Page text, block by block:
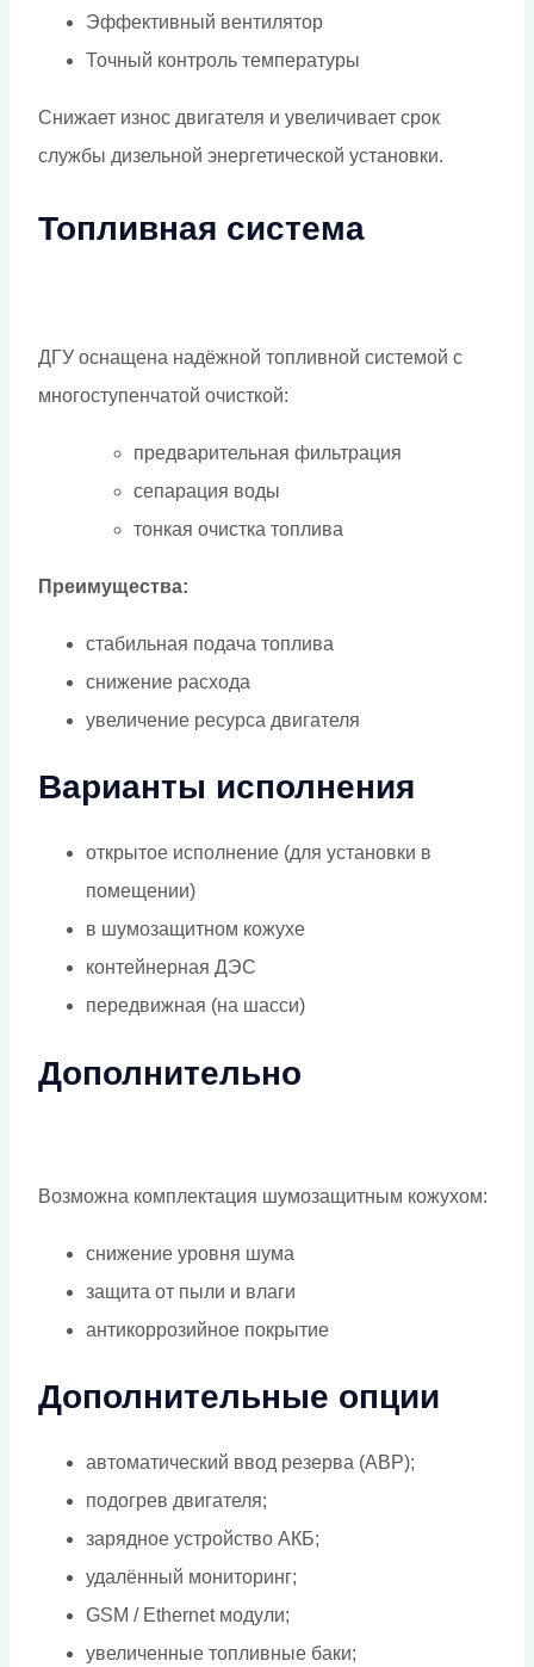
Эффективный вентилятор
Точный контроль температуры
Снижает износ двигателя и увеличивает срок
службы дизельной энергетической установки.
Топливная система
ДГУ оснащена надёжной топливной системой с
многоступенчатой очисткой:
предварительная фильтрация
сепарация воды
тонкая очистка топлива
Преимущества:
стабильная подача топлива
снижение расхода
увеличение ресурса двигателя
Варианты исполнения
открытое исполнение (для установки в
помещении)
в шумозащитном кожухе
контейнерная ДЭС
передвижная (на шасси)
Дополнительно
Возможна комплектация шумозащитным кожухом:
снижение уровня шума
защита от пыли и влаги
антикоррозийное покрытие
Дополнительные опции
автоматический ввод резерва (АВР);
подогрев двигателя;
зарядное устройство АКБ;
удалённый мониторинг;
GSM / Ethernet модули;
увеличенные топливные баки;